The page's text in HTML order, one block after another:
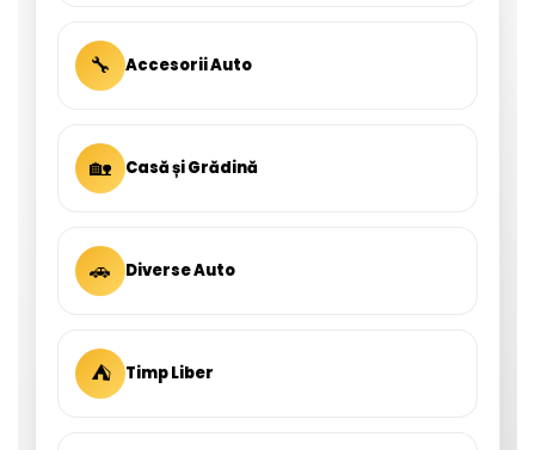
🔧 Accesorii Auto
🏡 Casă și Grădină
🚗 Diverse Auto
⛺ Timp Liber